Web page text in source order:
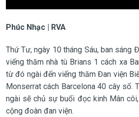
Phúc Nhạc | RVA
Thứ Tư, ngày 10 tháng Sáu, ban sáng
viếng thăm nhà tù Brians 1 cách xa
từ đó ngài đến viếng thăm Đan viện
Monserrat cách Barcelona 40 cây số.
ngài sẽ chủ sự buổi đọc kinh Mân
cộng đoàn đan viện.